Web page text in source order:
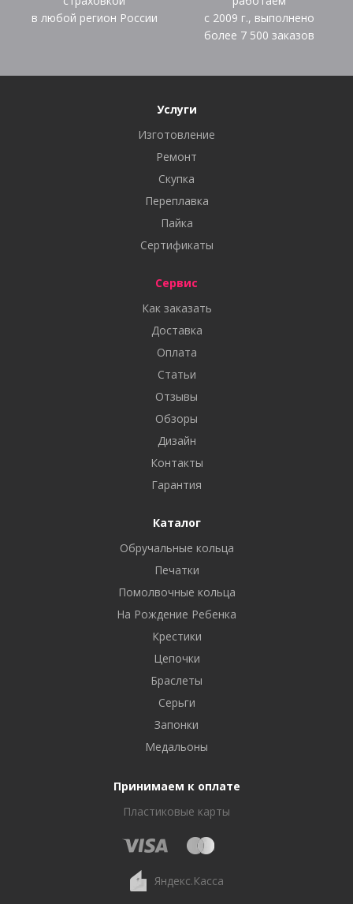
в любой регион России
с 2009 г., выполнено
более 7 500 заказов
Услуги
Изготовление
Ремонт
Скупка
Переплавка
Пайка
Сертификаты
Сервис
Как заказать
Доставка
Оплата
Статьи
Отзывы
Обзоры
Дизайн
Контакты
Гарантия
Каталог
Обручальные кольца
Печатки
Помолвочные кольца
На Рождение Ребенка
Крестики
Цепочки
Браслеты
Серьги
Запонки
Медальоны
Принимаем к оплате
Пластиковые карты
Яндекс.Касса